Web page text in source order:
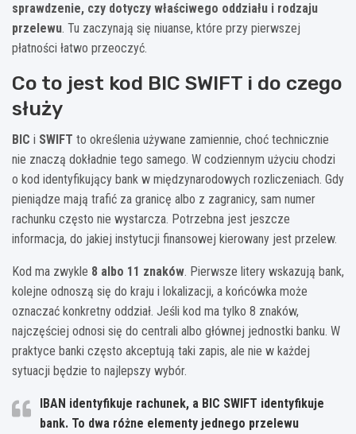
sprawdzenie, czy dotyczy właściwego oddziału i rodzaju
przelewu. Tu zaczynają się niuanse, które przy pierwszej
płatności łatwo przeoczyć.
Co to jest kod BIC SWIFT i do czego
służy
BIC i SWIFT to określenia używane zamiennie, choć technicznie
nie znaczą dokładnie tego samego. W codziennym użyciu chodzi
o kod identyfikujący bank w międzynarodowych rozliczeniach. Gdy
pieniądze mają trafić za granicę albo z zagranicy, sam numer
rachunku często nie wystarcza. Potrzebna jest jeszcze
informacja, do jakiej instytucji finansowej kierowany jest przelew.
Kod ma zwykle 8 albo 11 znaków. Pierwsze litery wskazują bank,
kolejne odnoszą się do kraju i lokalizacji, a końcówka może
oznaczać konkretny oddział. Jeśli kod ma tylko 8 znaków,
najczęściej odnosi się do centrali albo głównej jednostki banku. W
praktyce banki często akceptują taki zapis, ale nie w każdej
sytuacji będzie to najlepszy wybór.
IBAN identyfikuje rachunek, a BIC SWIFT identyfikuje
bank. To dwa różne elementy jednego przelewu